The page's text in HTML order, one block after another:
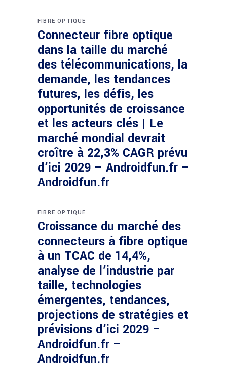
FIBRE OPTIQUE
Connecteur fibre optique
dans la taille du marché
des télécommunications, la
demande, les tendances
futures, les défis, les
opportunités de croissance
et les acteurs clés | Le
marché mondial devrait
croître à 22,3% CAGR prévu
d’ici 2029 – Androidfun.fr –
Androidfun.fr
FIBRE OPTIQUE
Croissance du marché des
connecteurs à fibre optique
à un TCAC de 14,4%,
analyse de l’industrie par
taille, technologies
émergentes, tendances,
projections de stratégies et
prévisions d’ici 2029 –
Androidfun.fr –
Androidfun.fr